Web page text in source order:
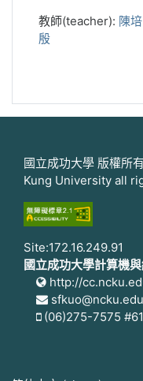
教師(teacher): 陳培
殷
國立成功大學 版權
Kung University all
Site:172.16.249.91
國立成功大學計算機
http://
(06)275-7575